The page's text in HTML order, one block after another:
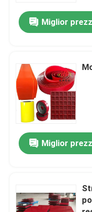
Chi siamo
Controllo di qualità
Contattaci
notizie
Fodera ceramica
Miglior
Miglior